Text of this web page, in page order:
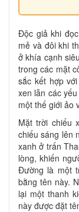
Độc giả khi
mẻ và đôi khi
ở khía cạnh
trong các mặt
sắc kết hợp
xen lẫn các
một thế giới ảo
Mặt trời chiếu
chiếu sáng lên
xanh ở trấn
lòng, khiến
Đường là một
bằng tên này.
lại một thanh
này được đặt